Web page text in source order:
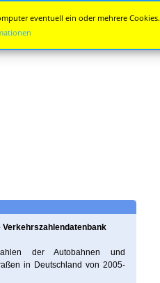
Verkehrszahlendatenbank
der Autobahnen und
in Deutschland von 2005-
eventuell ein oder mehrere Cookies.